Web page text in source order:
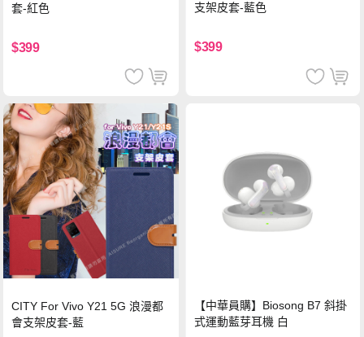
套-紅色
$399
支架皮套-藍色
$399
CITY For Vivo Y21 5G 浪漫都
會支架皮套-藍
【中華員購】Biosong B7 斜掛
式運動藍芽耳機 白